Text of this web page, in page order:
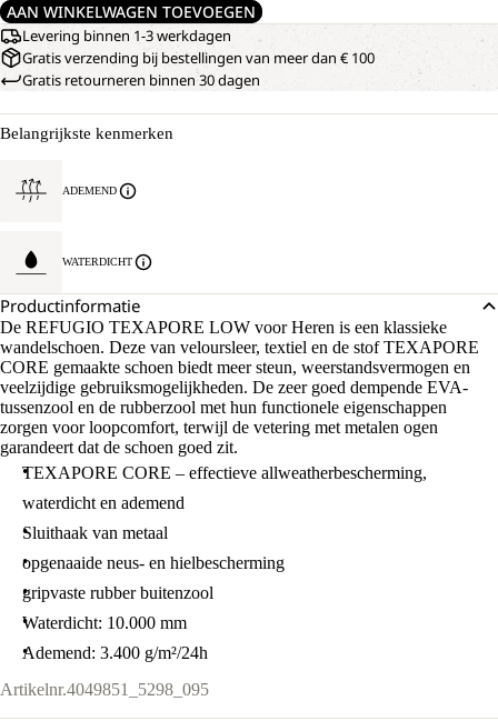
AAN WINKELWAGEN TOEVOEGEN
Levering binnen 1-3 werkdagen
Gratis verzending bij bestellingen van meer dan € 100
Gratis retourneren binnen 30 dagen
Belangrijkste kenmerken
ADEMEND
WATERDICHT
Productinformatie
De REFUGIO TEXAPORE LOW voor Heren is een klassieke
wandelschoen. Deze van veloursleer, textiel en de stof TEXAPORE
CORE gemaakte schoen biedt meer steun, weerstandsvermogen en
veelzijdige gebruiksmogelijkheden. De zeer goed dempende EVA-
tussenzool en de rubberzool met hun functionele eigenschappen
zorgen voor loopcomfort, terwijl de vetering met metalen ogen
garandeert dat de schoen goed zit.
TEXAPORE CORE – effectieve allweatherbescherming,
waterdicht en ademend
Sluithaak van metaal
opgenaaide neus- en hielbescherming
gripvaste rubber buitenzool
Waterdicht: 10.000 mm
Ademend: 3.400 g/m²/24h
Artikelnr.4049851_5298_095